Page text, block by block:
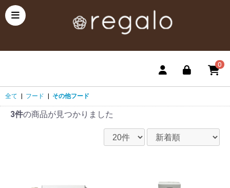
0
全て フード その他フード
3件の商品が見つかりました